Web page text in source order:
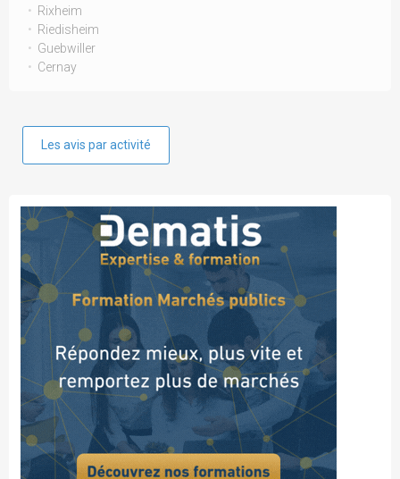
Rixheim
Riedisheim
Guebwiller
Cernay
Les avis par activité